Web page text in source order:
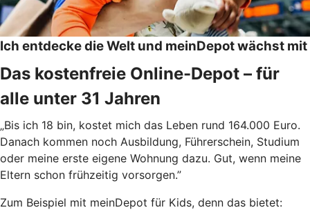
Ich entdecke die Welt und meinDepot wächst mit
Das kostenfreie Online-Depot – für
alle unter 31 Jahren
„Bis ich 18 bin, kostet mich das Leben rund 164.000 Euro.
Danach kommen noch Ausbildung, Führerschein, Studium
oder meine erste eigene Wohnung dazu. Gut, wenn meine
Eltern schon frühzeitig vorsorgen.”
Zum Beispiel mit meinDepot für Kids, denn das bietet: